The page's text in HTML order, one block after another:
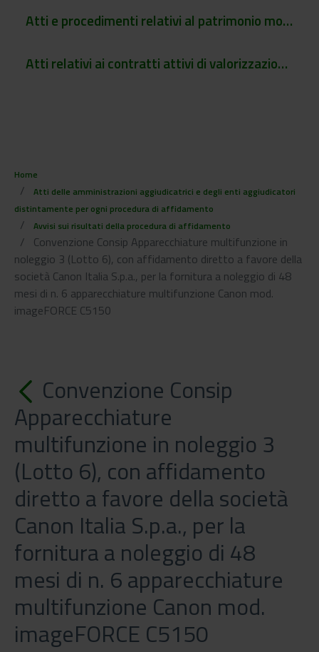
Atti e procedimenti relativi al patrimonio mobiliare e immobiliare dell'Ente
Atti relativi ai contratti attivi di valorizzazione della proprietà intellettuale dell'Ente
Home
Atti delle amministrazioni aggiudicatrici e degli enti aggiudicatori
distintamente per ogni procedura di affidamento
Avvisi sui risultati della procedura di affidamento
Convenzione Consip Apparecchiature multifunzione in
noleggio 3 (Lotto 6), con affidamento diretto a favore della
società Canon Italia S.p.a., per la fornitura a noleggio di 48
mesi di n. 6 apparecchiature multifunzione Canon mod.
imageFORCE C5150
Convenzione Consip
Apparecchiature
multifunzione in noleggio 3
(Lotto 6), con affidamento
diretto a favore della società
Canon Italia S.p.a., per la
fornitura a noleggio di 48
mesi di n. 6 apparecchiature
multifunzione Canon mod.
imageFORCE C5150